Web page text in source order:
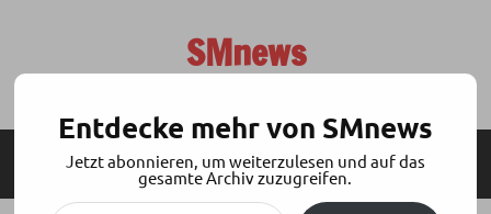
SMnews
SEITENLEISTE
MENÜ
Entdecke mehr von SMnews
Jetzt abonnieren, um weiterzulesen und auf das
gesamte Archiv zuzugreifen.
Gib deine E-Mail-Adresse ein ...